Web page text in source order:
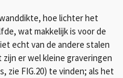
hoe lichter het
wat makkelijk is voor de
echt van de andere stalen
er wel kleine graveringen
zie FIG.20) te vinden; als het